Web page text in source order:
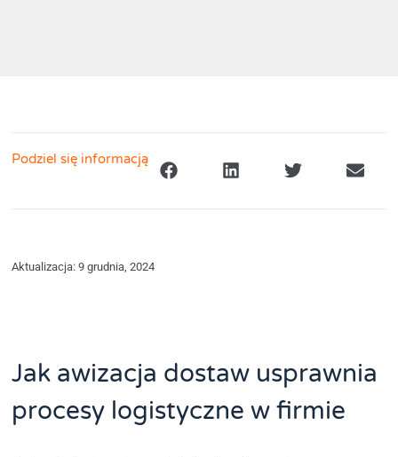
Podziel się informacją
Aktualizacja: 9 grudnia, 2024
Jak awizacja dostaw usprawnia
procesy logistyczne w firmie